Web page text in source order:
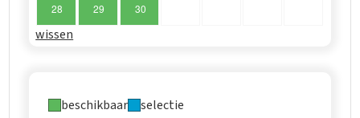
28 29 30
wissen
beschikbaar selectie